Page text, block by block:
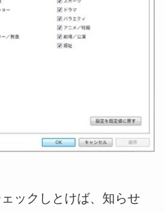
ックしとけば、知らせ